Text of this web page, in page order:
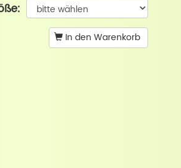
In den Warenkorb